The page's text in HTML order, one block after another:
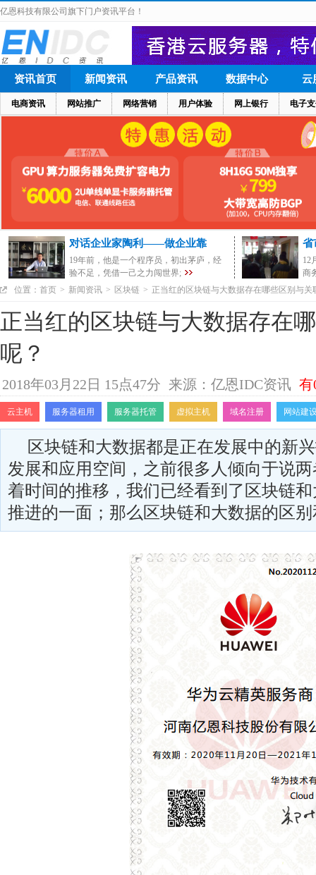
亿恩科技有限公司旗下门户资讯平台！
资讯首页
电商资讯 网站推广 网络营销 用户体验 网上银行 电子
新闻资讯 产品资讯 数据中心 云
对话企业家陶利——做企业靠
19年前，他是一个程序员，初出茅庐，经
验不足，凭借一己之力闯世界;
省
12
商
位置： 首页 > 新闻资讯 > 区块链 > 正当红的区块链与大数据存在哪些区别与关
正当红的区块链与大数据存在
呢？
2018年03月22日 15点47分 来源：亿恩IDC资讯 有
云主机 服务器租用 服务器托管 虚拟主机 域名注册 网站建
区块链和大数据都是正在发展中的新
发展和应用空间，之前很多人倾向于说
着时间的推移，我们已经看到了区块链
推进的一面；那么区块链和大数据的区